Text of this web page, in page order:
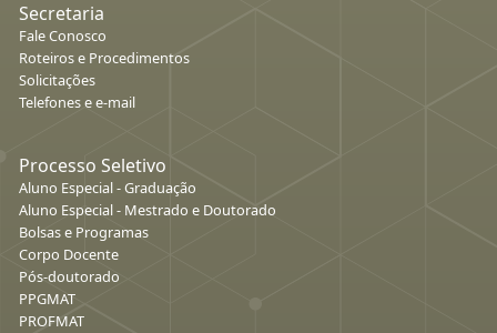
Secretaria
Fale Conosco
Roteiros e Procedimentos
Solicitações
Telefones e e-mail
Processo Seletivo
Aluno Especial - Graduação
Aluno Especial - Mestrado e Doutorado
Bolsas e Programas
Corpo Docente
Pós-doutorado
PPGMAT
PROFMAT